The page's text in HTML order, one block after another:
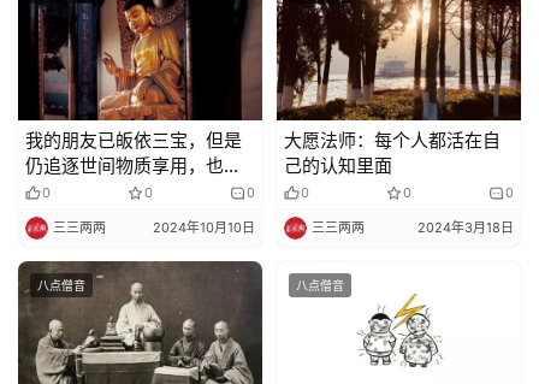
政
策
法
规
免
责
声
明
我的朋友已皈依三宝，但是
仍追逐世间物质享用，也没
有守五戒，这样皈依……
0 0 0
三三两两 2024年10月10日
大愿法师：每个人都活在自
己的认知里面
0 0 0
三三两两 2024年3月18日
八点僧音 八点僧音